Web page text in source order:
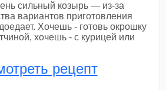
сильный козырь — из-за
вариантов приготовления
Хочешь - готовь окрошку
хочешь - с курицей или
рецепт